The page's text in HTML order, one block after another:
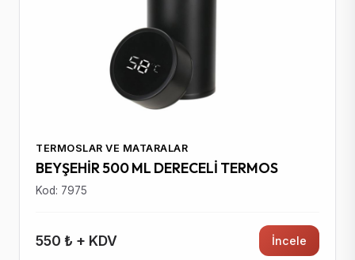
TERMOSLAR VE MATARALAR
BEYŞEHİR 500 ML DERECELİ TERMOS
Kod: 7975
550 ₺ + KDV İncele